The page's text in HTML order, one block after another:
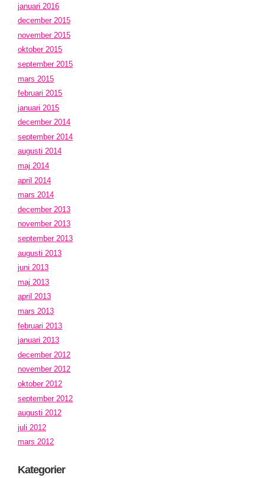
januari 2016
december 2015
november 2015
oktober 2015
september 2015
mars 2015
februari 2015
januari 2015
december 2014
september 2014
augusti 2014
maj 2014
april 2014
mars 2014
december 2013
november 2013
september 2013
augusti 2013
juni 2013
maj 2013
april 2013
mars 2013
februari 2013
januari 2013
december 2012
november 2012
oktober 2012
september 2012
augusti 2012
juli 2012
mars 2012
Kategorier